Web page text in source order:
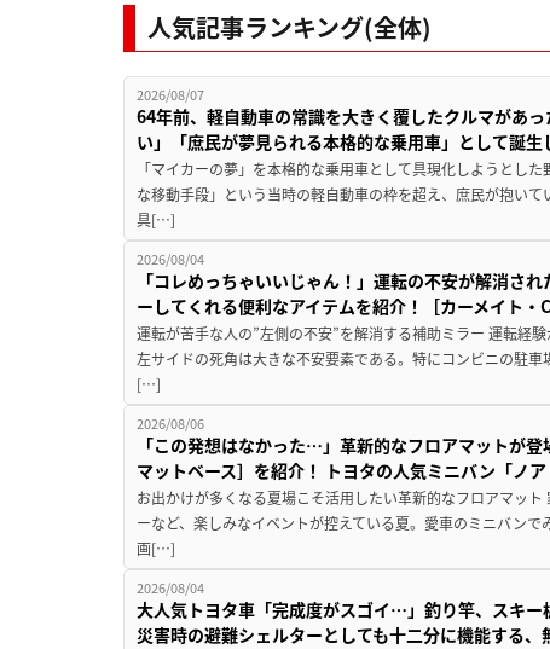
人気記事ランキング(全体)
2026/08/07
64年前、軽自動車の常識を大きく覆したクルマがあ
い」「庶民が夢見られる本格的な乗用車」として誕生
「マイカーの夢」を本格的な乗用車として具現化しようとし
な移動手段」という当時の軽自動車の枠を超え、庶民が抱い
具[…]
2026/08/04
「コレめっちゃいいじゃん！」運転の不安が解消さ
ーしてくれる便利なアイテムを紹介！［カーメイト・
運転が苦手な人の”左側の不安”を解消する補助ミラー 運転経
左サイドの死角は大きな不安要素である。特にコンビニの駐
[…]
2026/08/06
「この発想はなかった…」革新的なフロアマットが
マットベース］を紹介！ トヨタの人気ミニバン「ノ
お出かけが多くなる夏場こそ活用したい革新的なフロアマッ
ーなど、楽しみなイベントが控えている夏。愛車のミニバン
画[…]
2026/08/04
大人気トヨタ車「完成度がスゴイ…」釣り竿、スキー
災害時の避難シェルターとしても十二分に機能する、